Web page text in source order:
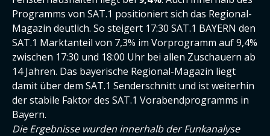
Programms von SAT.1 positioniert sich das Regional-
Magazin deutlich. So steigert 17:30 SAT.1 BAYERN den
SAT.1 Marktanteil von 7,3% im Vorprogramm auf 9,4%
zwischen 17:30 und 18:00 Uhr bei allen Zuschauern ab
14 Jahren. Das bayerische Regional-Magazin liegt
damit über dem SAT.1 Senderschnitt und ist weiterhin
der stabile Faktor des SAT.1 Vorabendprogramms in
Bayern.
Die Ergebnisse wurden innerhalb der Funkanalyse